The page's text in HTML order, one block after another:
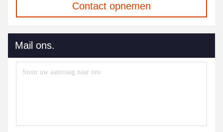
Contact opnemen
Mail ons.